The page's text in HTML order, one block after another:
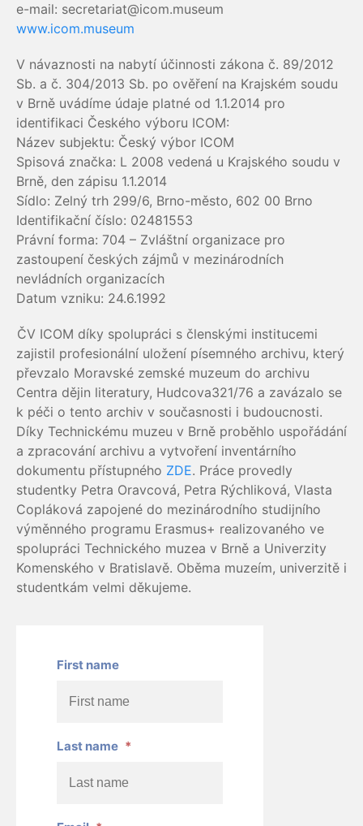
e-mail: secretariat@icom.museum
www.icom.museum
V návaznosti na nabytí účinnosti zákona č. 89/2012
Sb. a č. 304/2013 Sb. po ověření na Krajském soudu
v Brně uvádíme údaje platné od 1.1.2014 pro
identifikaci Českého výboru ICOM:
Název subjektu: Český výbor ICOM
Spisová značka: L 2008 vedená u Krajského soudu v
Brně, den zápisu 1.1.2014
Sídlo: Zelný trh 299/6, Brno-město, 602 00 Brno
Identifikační číslo: 02481553
Právní forma: 704 – Zvláštní organizace pro
zastoupení českých zájmů v mezinárodních
nevládních organizacích
Datum vzniku: 24.6.1992
ČV ICOM díky spolupráci s členskými institucemi
zajistil profesionální uložení písemného archivu, který
převzalo Moravské zemské muzeum do archivu
Centra dějin literatury, Hudcova321/76 a zavázalo se
k péči o tento archiv v současnosti i budoucnosti.
Díky Technickému muzeu v Brně proběhlo uspořádání
a zpracování archivu a vytvoření inventárního
dokumentu přístupného ZDE. Práce provedly
studentky Petra Oravcová, Petra Rýchliková, Vlasta
Copláková zapojené do mezinárodního studijního
výměnného programu Erasmus+ realizovaného ve
spolupráci Technického muzea v Brně a Univerzity
Komenského v Bratislavě. Oběma muzeím, univerzitě i
studentkám velmi děkujeme.
First name
Last name *